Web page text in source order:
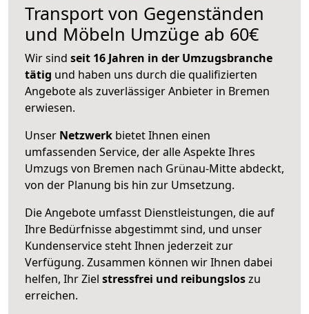
Transport von Gegenständen
und Möbeln Umzüge ab 60€
Wir sind seit 16 Jahren in der Umzugsbranche
tätig und haben uns durch die qualifizierten
Angebote als zuverlässiger Anbieter in Bremen
erwiesen.
Unser Netzwerk bietet Ihnen einen
umfassenden Service, der alle Aspekte Ihres
Umzugs von Bremen nach Grünau-Mitte abdeckt,
von der Planung bis hin zur Umsetzung.
Die Angebote umfasst Dienstleistungen, die auf
Ihre Bedürfnisse abgestimmt sind, und unser
Kundenservice steht Ihnen jederzeit zur
Verfügung. Zusammen können wir Ihnen dabei
helfen, Ihr Ziel stressfrei und reibungsloszu
erreichen.